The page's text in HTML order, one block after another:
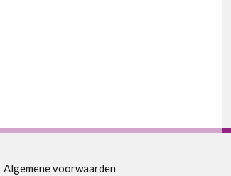
Algemene voorwaarden